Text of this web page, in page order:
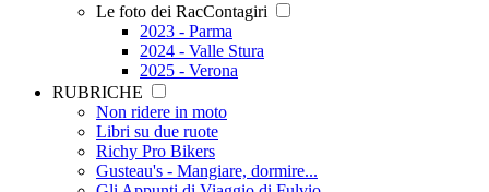
Le foto dei RacContagiri
2023 - Parma
2024 - Valle Stura
2025 - Verona
RUBRICHE
Non ridere in moto
Libri su due ruote
Richy Pro Bikers
Gusteau's - Mangiare, dormire...